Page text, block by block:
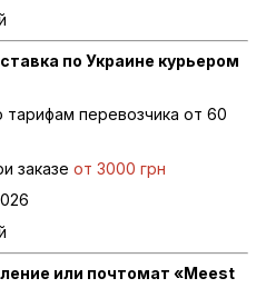
по Украине курьером
перевозчика от 60
заказе от 3000 грн
или почтомат «Meest